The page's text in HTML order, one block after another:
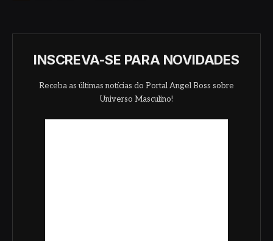
INSCREVA-SE PARA NOVIDADES
Receba as últimas notícias do Portal Angel Boss sobre
Universo Masculino!